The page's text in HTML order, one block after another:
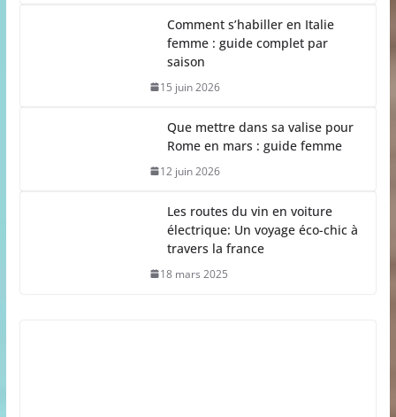
Comment s’habiller en Italie
femme : guide complet par
saison
15 juin 2026
Que mettre dans sa valise pour
Rome en mars : guide femme
12 juin 2026
Les routes du vin en voiture
électrique: Un voyage éco-chic à
travers la france
18 mars 2025